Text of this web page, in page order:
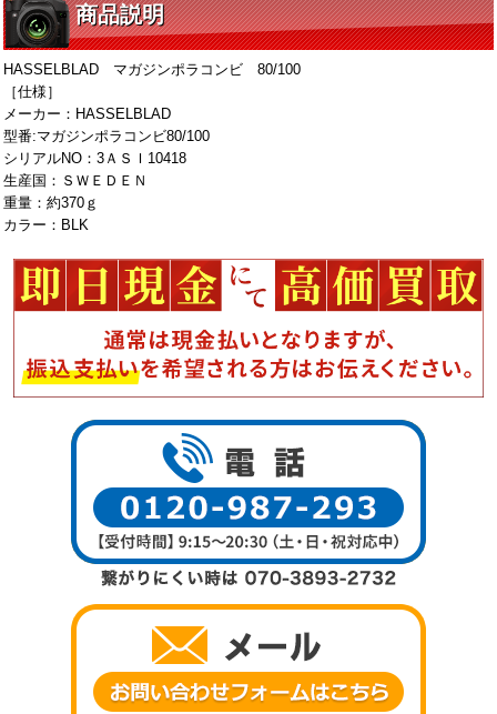
商品説明
HASSELBLAD マガジンポラコンビ 80/100
［仕様］
メーカー：HASSELBLAD
型番:マガジンポラコンビ80/100
シリアルNO：3ＡＳＩ10418
生産国：ＳＷＥＤＥＮ
重量：約370ｇ
カラー：BLK